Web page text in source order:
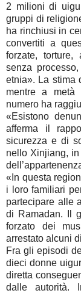
2 milioni di
gruppi di
ha rinchiusi in
convertiti a
forzate,
senza
etnia». La stima
mentre a metà
numero ha
«Esistono
afferma il
sicurezza e di
nello Xinjiang,
«In questa
i loro familiari
partecipare alle
di Ramadan. Il
forzato dei
arrestato alcuni
Fra gli episodi
dieci donne
diretta
dalle autorità.